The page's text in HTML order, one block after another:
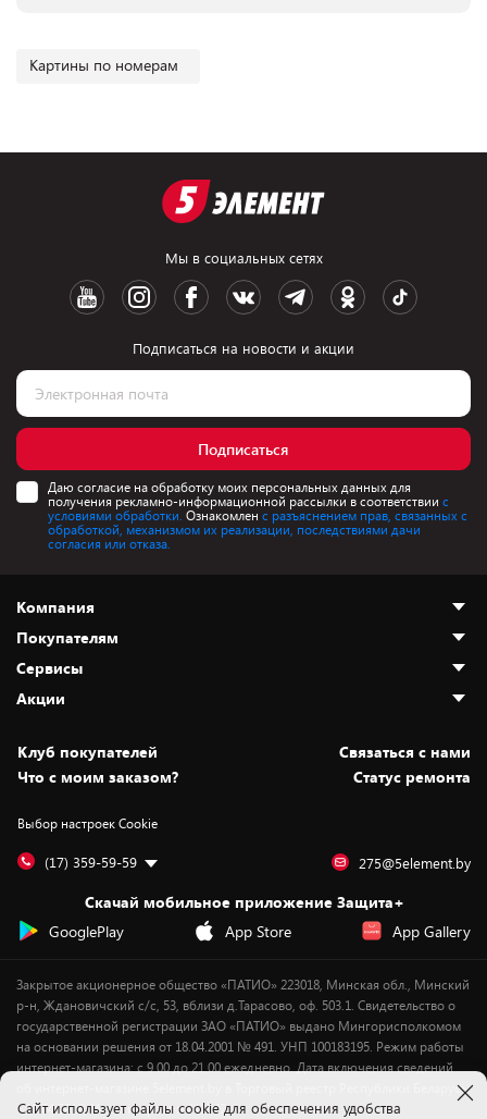
Картины по номерам
Мы в социальных сетях
Подписаться на новости и акции
Подписаться
Даю согласие на обработку моих персональных данных для
получения рекламно-информационной рассылки в соответствии с
условиями обработки. Ознакомлен с разъяснением прав, связанных с
обработкой, механизмом их реализации, последствиями дачи
согласия или отказа.
Компания
О нас
Адреса магазинов
Новости
Статьи и обзоры
Вакансии
Дай пять добру!
Покупателям
Как сделать заказ
Оплата и доставка
Безналичный расчёт
Обмен и возврат товара
Обработка персональных данных
Подарочные карты
Сервисы
Установка техники
Для игровых консолей
Для мобильных устройств
Для компьютеров
Сервисные центры
Акции
Скидки и промокоды
Белорусские товары
Бонусы
Оплата частями
Новинки
Клуб покупателей
Cвязаться с нами
Что с моим заказом?
Статус ремонта
Выбор настроек Cookie
(17) 359-59-59 275@5element.by
Скачай мобильное приложение Защита+
GooglePlay
App Store App Gallery
Закрытое акционерное общество «ПАТИО» 223018, Минская обл., Минский
р-н, Ждановичский с/с, 53, вблизи д.Тарасово, оф. 503.1. Свидетельство о
государственной регистрации ЗАО «ПАТИО» выдано Мингорисполкомом
на основании решения от 18.04.2001 № 491. УНП 100183195. Режим работы
интернет-магазина: с 9.00 до 21.00 ежедневно. Дата включения сведений
об интернет-магазине 5element.by в Торговый реестр Республики Беларусь
- 11.04.2018, № регистрации 412542.
Cайт использует файлы cookie для обеспечения удобства